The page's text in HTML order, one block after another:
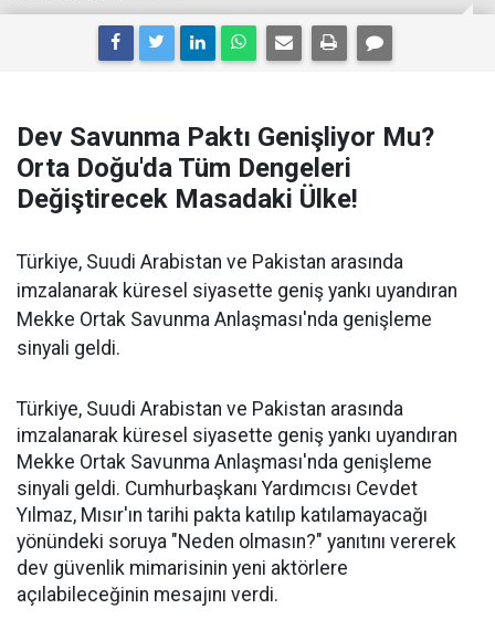
Dev Savunma Paktı Genişliyor Mu?
Orta Doğu'da Tüm Dengeleri
Değiştirecek Masadaki Ülke!
Türkiye, Suudi Arabistan ve Pakistan arasında
imzalanarak küresel siyasette geniş yankı uyandıran
Mekke Ortak Savunma Anlaşması'nda genişleme
sinyali geldi.
Türkiye, Suudi Arabistan ve Pakistan arasında
imzalanarak küresel siyasette geniş yankı uyandıran
Mekke Ortak Savunma Anlaşması'nda genişleme
sinyali geldi. Cumhurbaşkanı Yardımcısı Cevdet
Yılmaz, Mısır'ın tarihi pakta katılıp katılamayacağı
yönündeki soruya "Neden olmasın?" yanıtını vererek
dev güvenlik mimarisinin yeni aktörlere
açılabileceğinin mesajını verdi.